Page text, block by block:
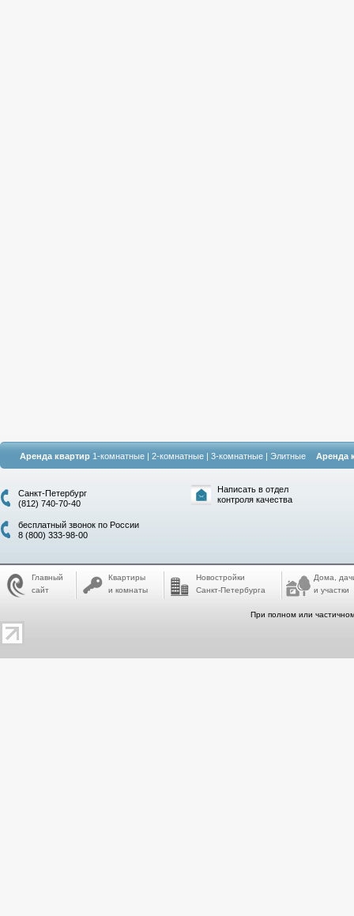
Аренда квартир 1-комнатные | 2-комнатные | 3-комнатные | Элитные Аренда
Санкт-Петербург
(812) 740-70-40
бесплатный звонок по России
8 (800) 333-98-00
Написать в отдел
контроля качества
Главный
сайт
Квартиры
и комнаты
Новостройки
Санкт-Петербурга
Дома,
и участки
При полном или